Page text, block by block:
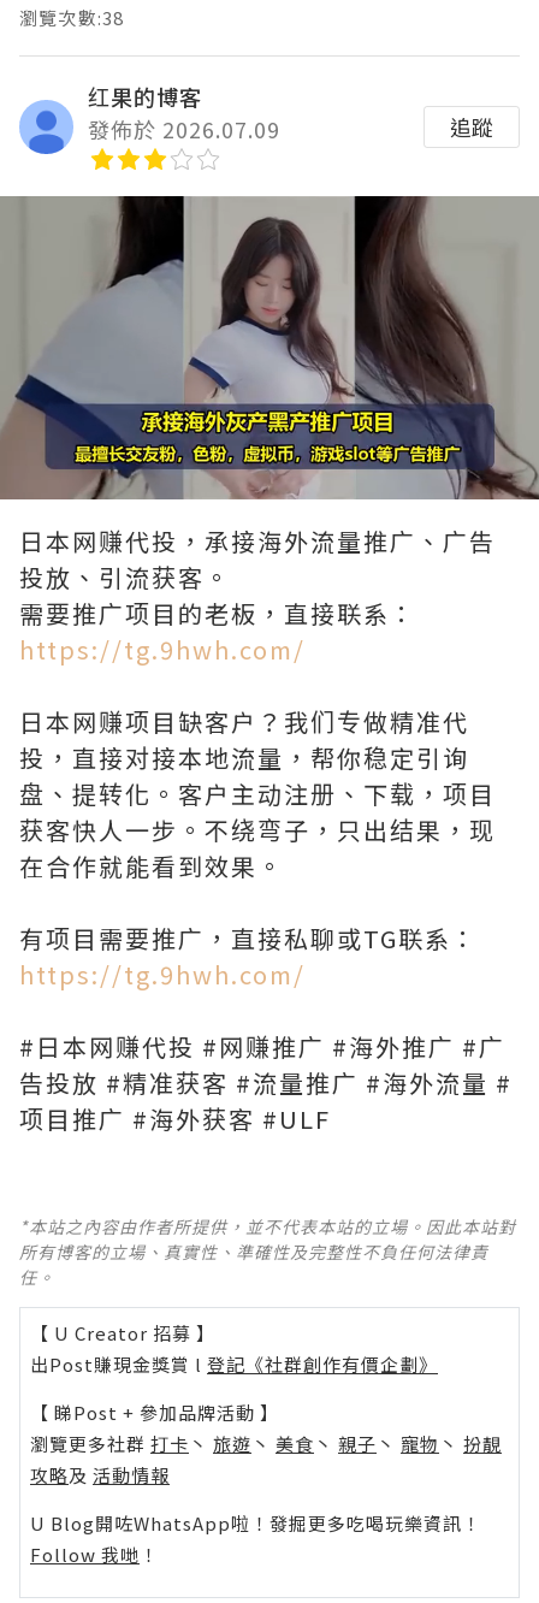
瀏覽次數:38
红果的博客
發佈於 2026.07.09
追蹤
Unmute Loaded
100.00%
日本网赚代投，承接海外流量推广、广告
投放、引流获客。
需要推广项目的老板，直接联系：
https://tg.9hwh.com/
日本网赚项目缺客户？我们专做精准代
投，直接对接本地流量，帮你稳定引询
盘、提转化。客户主动注册、下载，项目
获客快人一步。不绕弯子，只出结果，现
在合作就能看到效果。
有项目需要推广，直接私聊或TG联系：
https://tg.9hwh.com/
#日本网赚代投 #网赚推广 #海外推广 #广
告投放 #精准获客 #流量推广 #海外流量 #
项目推广 #海外获客 #ULF
*本站之內容由作者所提供，並不代表本站的立場。因此本站對
所有博客的立場、真實性、準確性及完整性不負任何法律責
任。
【 U Creator 招募 】
出Post賺現金獎賞 l 登記《社群創作有價企劃》
【 睇Post + 參加品牌活動 】
瀏覽更多社群 打卡 丶 旅遊 丶 美食 丶 親子 丶 寵物 丶 扮靚
攻略及 活動情報
U Blog開咗WhatsApp啦！發掘更多吃喝玩樂資訊！
Follow 我哋 ！